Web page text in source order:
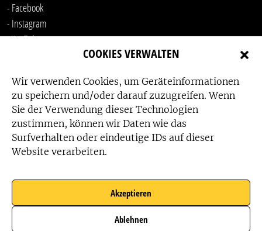
COOKIES VERWALTEN
Wir verwenden Cookies, um Geräteinformationen
zu speichern und/oder darauf zuzugreifen. Wenn
Sie der Verwendung dieser Technologien
zustimmen, können wir Daten wie das
Surfverhalten oder eindeutige IDs auf dieser
Website verarbeiten.
Akzeptieren
Ablehnen
- Facebook
- Instagram
- YouTube